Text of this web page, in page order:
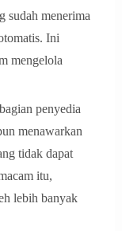
sudah menerima
Ini
mengelola
penyedia
menawarkan
tidak dapat
itu,
lebih banyak